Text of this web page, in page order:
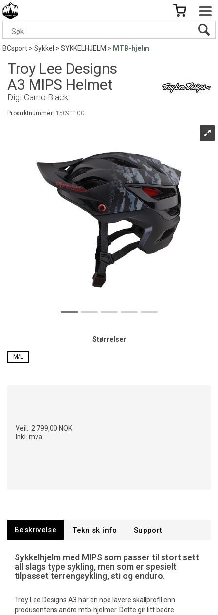
BCsport>Sykkel >SYKKELHJELM> MTB-hjelm
Troy Lee Designs
A3 MIPS Helmet
Digi Camo Black
Produktnummer: 15091100
Størrelser
M/L
Veil.: 2 799,00 NOK
Inkl. mva
Beskrivelse Teknisk info Support
Sykkelhjelm med MIPS som passer til stort sett
all slags type sykling, men som er spesielt
tilpasset terrengsykling, sti og enduro.
Troy Lee Designs A3 har en noe lavere skallprofil enn
produsentens andre mtb-hjelmer. Dette gir litt bedre